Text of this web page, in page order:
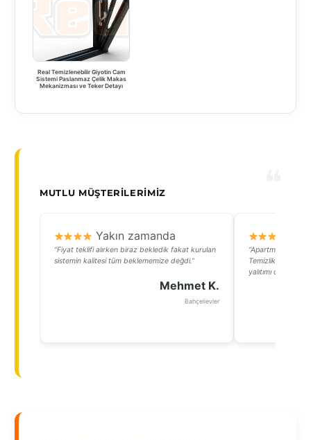
Real Temizlenebilir Giyotin Cam
Sistemi Paslanmaz Çelik Makas
Mekanizması ve Teker Detayı
MUTLU MÜŞTERILERIMIZ
Yakın zamanda
“Fiyat teklifi alırken biraz bekledik fakat kurulan
sistemin kalitesi tüm beklememize değdi.”
Mehmet K.
Bahçelievler
“Apartmanımızın
Temizlik
yalıtımı da